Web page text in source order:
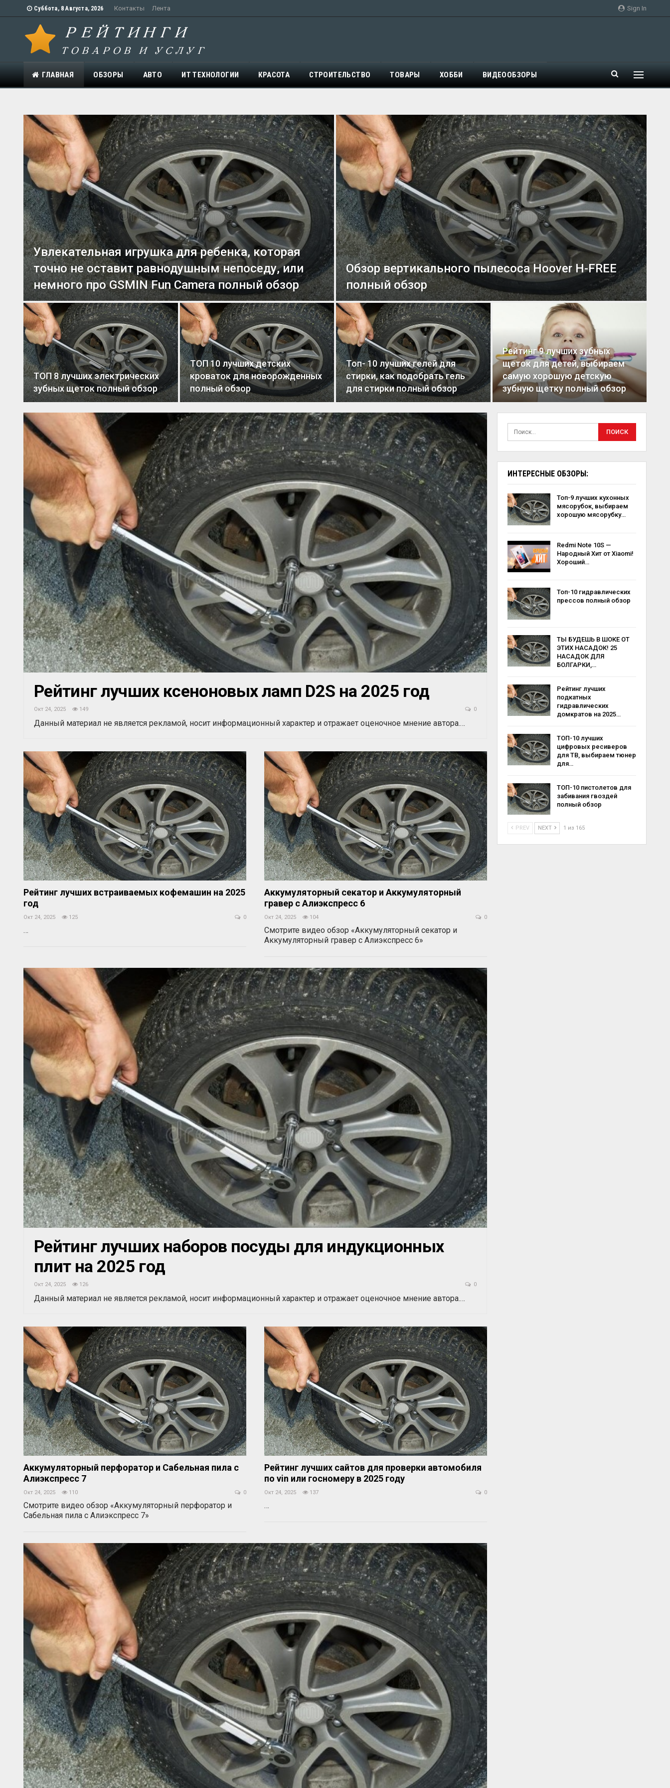
Sign In
Суббота, 8 Августа, 2026 Контакты Лента
ГЛАВНАЯ ОБЗОРЫ АВТО ИТ ТЕХНОЛОГИИ КРАСОТА СТРОИТЕЛЬСТВО ТОВАРЫ ХОББИ ВИДЕООБЗОРЫ
Увлекательная игрушка для ребенка, которая
точно не оставит равнодушным непоседу, или
немного про GSMIN Fun Camera полный обзор
Обзор вертикального пылесоса Hoover H-FREE
полный обзор
ТОП 8 лучших электрических
зубных щеток полный обзор
ТОП 10 лучших детских
кроваток для новорожденных
полный обзор
Топ- 10 лучших гелей для
стирки, как подобрать гель
для стирки полный обзор
Рейтинг 9 лучших зубных
щеток для детей, выбираем
самую хорошую детскую
зубную щетку полный обзор
Рейтинг лучших ксеноновых ламп D2S на 2025 год
Окт 24, 2025 149 0
Данный материал не является рекламой, носит информационный характер и отражает оценочное мнение автора.…
Рейтинг лучших встраиваемых кофемашин на 2025
год
Окт 24, 2025 125 0
…
Аккумуляторный секатор и Аккумуляторный
гравер с Алиэкспресс 6
Окт 24, 2025 104 0
Смотрите видео обзор «Аккумуляторный секатор и
Аккумуляторный гравер с Алиэкспресс 6»
Рейтинг лучших наборов посуды для индукционных
плит на 2025 год
Окт 24, 2025 126 0
Данный материал не является рекламой, носит информационный характер и отражает оценочное мнение автора.…
Аккумуляторный перфоратор и Сабельная пила с
Алиэкспресс 7
Окт 24, 2025 110 0
Смотрите видео обзор «Аккумуляторный перфоратор и
Сабельная пила с Алиэкспресс 7»
Рейтинг лучших сайтов для проверки автомобиля
по vin или госномеру в 2025 году
Окт 24, 2025 137 0
…
ИНТЕРЕСНЫЕ ОБЗОРЫ:
Топ-9 лучших кухонных
мясорубок, выбираем
хорошую мясорубку…
Redmi Note 10S —
Народный Хит от Xiaomi!
Хороший…
Топ-10 гидравлических
прессов полный обзор
ТЫ БУДЕШЬ В ШОКЕ ОТ
ЭТИХ НАСАДОК! 25
НАСАДОК ДЛЯ
БОЛГАРКИ,…
Рейтинг лучших
подкатных
гидравлических
домкратов на 2025…
ТОП-10 лучших
цифровых ресиверов
для ТВ, выбираем тюнер
для…
ТОП-10 пистолетов для
забивания гвоздей
полный обзор
PREV NEXT 1 из 165